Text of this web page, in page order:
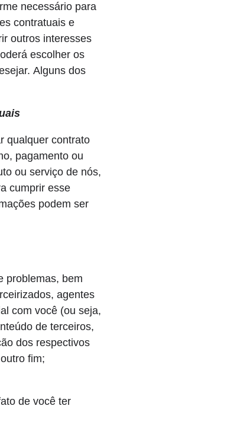
necessário para
contratuais e
outros interesses
escolher os
Alguns dos
qualquer contrato
pagamento ou
ou serviço de nós,
cumprir esse
podem ser
problemas, bem
agentes
com você (ou seja,
de terceiros,
dos respectivos
fim;
de você ter